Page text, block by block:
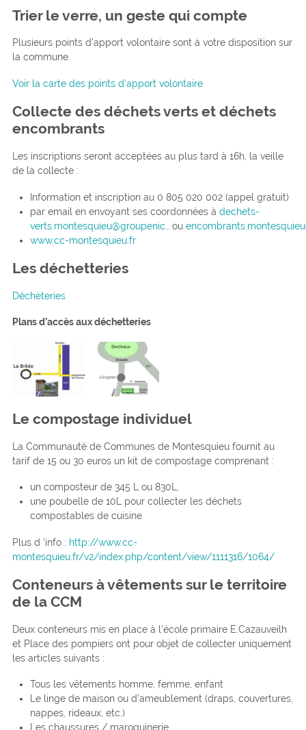
Trier le verre, un geste qui compte
Plusieurs points d’apport volontaire sont à votre disposition sur
la commune.
Voir la carte des points d’apport volontaire
Collecte des déchets verts et déchets
encombrants
Les inscriptions seront acceptées au plus tard à 16h, la veille
de la collecte :
Information et inscription au 0 805 020 002 (appel gratuit)
par email en envoyant ses coordonnées à dechets-
verts.montesquieu@groupenic…
ou
www.cc-montesquieu.fr
Les déchetteries
Déchèteries
Plans d’accès aux déchetteries
Le compostage individuel
La Communauté de Communes de Montesquieu fournit au
tarif de 15 ou 30 euros un kit de compostage comprenant :
un composteur de 345 L ou 830L,
une poubelle de 10L pour collecter les déchets
compostables de cuisine
Plus d ’info : http://www.cc-
montesquieu.fr/v2/index.php/content/view/1111316/1064/
Conteneurs à vêtements sur le territoire
de la CCM
Deux conteneurs mis en place à l’école primaire E.Cazauveilh
et Place des pompiers ont pour objet de collecter uniquement
les articles suivants :
Tous les vêtements homme, femme, enfant
Le linge de maison ou d’ameublement (draps, couvertures,
nappes, rideaux, etc.)
Les chaussures / maroquinerie.